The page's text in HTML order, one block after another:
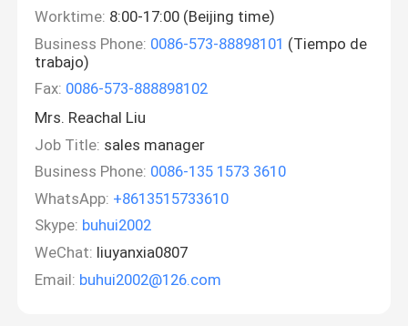
Worktime: 8:00-17:00 (Beijing time)
Business Phone: 0086-573-88898101 (Tiempo de
trabajo)
Fax: 0086-573-888898102
Mrs. Reachal Liu
Job Title: sales manager
Business Phone: 0086-135 1573 3610
WhatsApp: +8613515733610
Skype: buhui2002
WeChat: liuyanxia0807
Email: buhui2002@126.com